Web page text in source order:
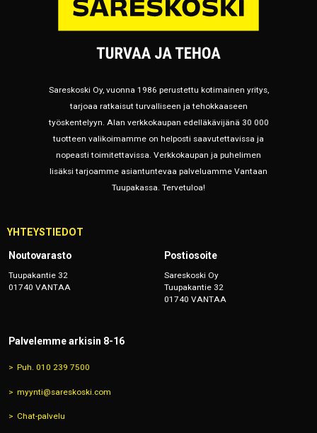
Sareskoski Oy, vuonna 1986 perustettu kotimainen yritys,
tarjoaa ratkaisut turvalliseen ja tehokkaaseen
työskentelyyn. Alan verkkokaupan edelläkävijänä 30 000
tuotteen valikoimamme on helposti saavutettavissa ja
nopeasti toimitettavissa. Verkkokaupan ja puhelimen
lisäksi tarjoamme asiantuntevaa palveluamme Vantaan
Tuupakassa. Tervetuloa!
YHTEYSTIEDOT
Noutovarasto
Tuupakantie 32
01740 VANTAA
Postiosoite
Sareskoski Oy
Tuupakantie 32
01740 VANTAA
Palvelemme arkisin 8-16
Puh. 010 239 7500
myynti@sareskoski.com
Chat-palvelu